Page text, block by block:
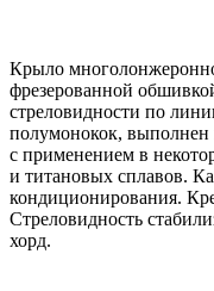
Крыло
фрезерованной
стреловидности по
полумонокок, выполнен
с применением в
и титановых сплавов.
кондиционирования.
Стреловидность
хорд.